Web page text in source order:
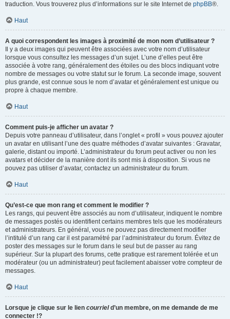
traduction. Vous trouverez plus d’informations sur le site Internet de phpBB®.
Haut
A quoi correspondent les images à proximité de mon nom d’utilisateur ?
Il y a deux images qui peuvent être associées avec votre nom d’utilisateur
lorsque vous consultez les messages d’un sujet. L’une d’elles peut être
associée à votre rang, généralement des étoiles ou des blocs indiquant votre
nombre de messages ou votre statut sur le forum. La seconde image, souvent
plus grande, est connue sous le nom d’avatar et généralement est unique ou
propre à chaque membre.
Haut
Comment puis-je afficher un avatar ?
Depuis votre panneau d’utilisateur, dans l’onglet « profil » vous pouvez ajouter
un avatar en utilisant l’une des quatre méthodes d’avatar suivantes : Gravatar,
galerie, distant ou importé. L’administrateur du forum peut activer ou non les
avatars et décider de la manière dont ils sont mis à disposition. Si vous ne
pouvez pas utiliser d’avatar, contactez un administrateur du forum.
Haut
Qu’est-ce que mon rang et comment le modifier ?
Les rangs, qui peuvent être associés au nom d’utilisateur, indiquent le nombre
de messages postés ou identifient certains membres tels que les modérateurs
et administrateurs. En général, vous ne pouvez pas directement modifier
l’intitulé d’un rang car il est paramétré par l’administrateur du forum. Évitez de
poster des messages sur le forum dans le seul but de passer au rang
supérieur. Sur la plupart des forums, cette pratique est rarement tolérée et un
modérateur (ou un administrateur) peut facilement abaisser votre compteur de
messages.
Haut
Lorsque je clique sur le lien courrield’un membre, on me demande de me
connecter !?